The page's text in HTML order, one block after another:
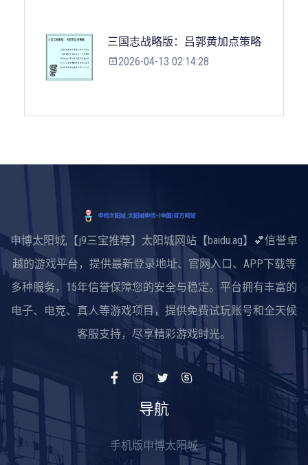
三国志战略版：吕郭黄加点策略
2026-04-13 02:14:28
申博太阳城,【j9三宝推荐】太阳城网站【baidu.ag】💕信誉卓
越的游戏平台，提供最新登录地址、官网入口、APP下载等
多种服务，15年信誉保障您的安全与稳定。平台拥有丰富的
电子、电竞、真人等游戏项目，提供免费试玩账号和全天候
客服支持，尽享精彩游戏时光。
导航
手机版申博太阳城